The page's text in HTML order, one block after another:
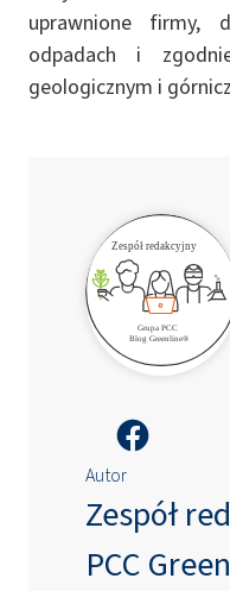
uprawnione firmy,
odpadach i
geologicznym i
Autor
Zespół
PCC